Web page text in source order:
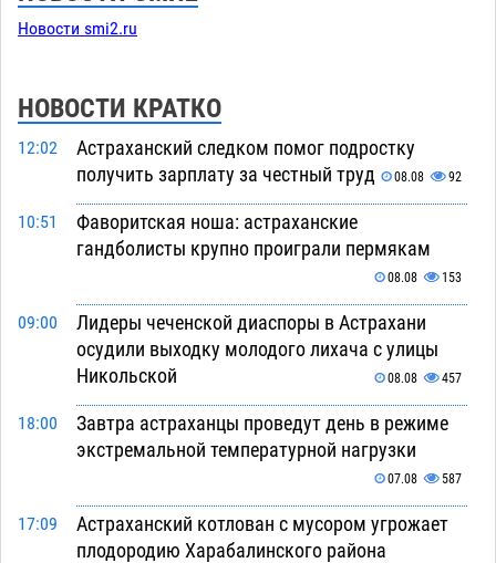
Новости smi2.ru
НОВОСТИ КРАТКО
12:02
Астраханский следком помог подростку
получить зарплату за честный труд
08.08 92
10:51
Фаворитская ноша: астраханские
гандболисты крупно проиграли пермякам
08.08 153
09:00
Лидеры чеченской диаспоры в Астрахани
осудили выходку молодого лихача с улицы
Никольской
08.08 457
18:00
Завтра астраханцы проведут день в режиме
экстремальной температурной нагрузки
07.08 587
17:09
Астраханский котлован с мусором угрожает
плодородию Харабалинского района